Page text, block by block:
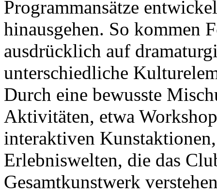
Programmansätze
hinausgehen. So kommen
ausdrücklich auf
unterschiedliche
Durch eine bewusste
Aktivitäten, etwa
interaktiven
Erlebniswelten, die das
Gesamtkunstwerk